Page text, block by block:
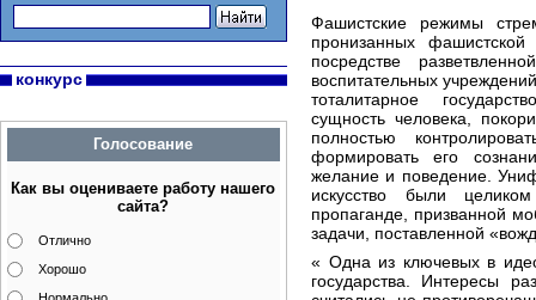
Фашистские режимы
пронизанных
посредстве
воспитательных
тоталитарное
сущность человека,
полностью
формировать его
желание и поведение.
искусство были
пропаганде, призванной
задачи, поставленной
« Одна из ключевых в
государства. Интересы
конкурс
Голосование
Как вы оцениваете работу нашего
сайта?
Отлично
Хорошо